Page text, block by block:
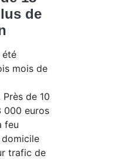
de
été
mois de
de 10
000 euros
feu
trafic de